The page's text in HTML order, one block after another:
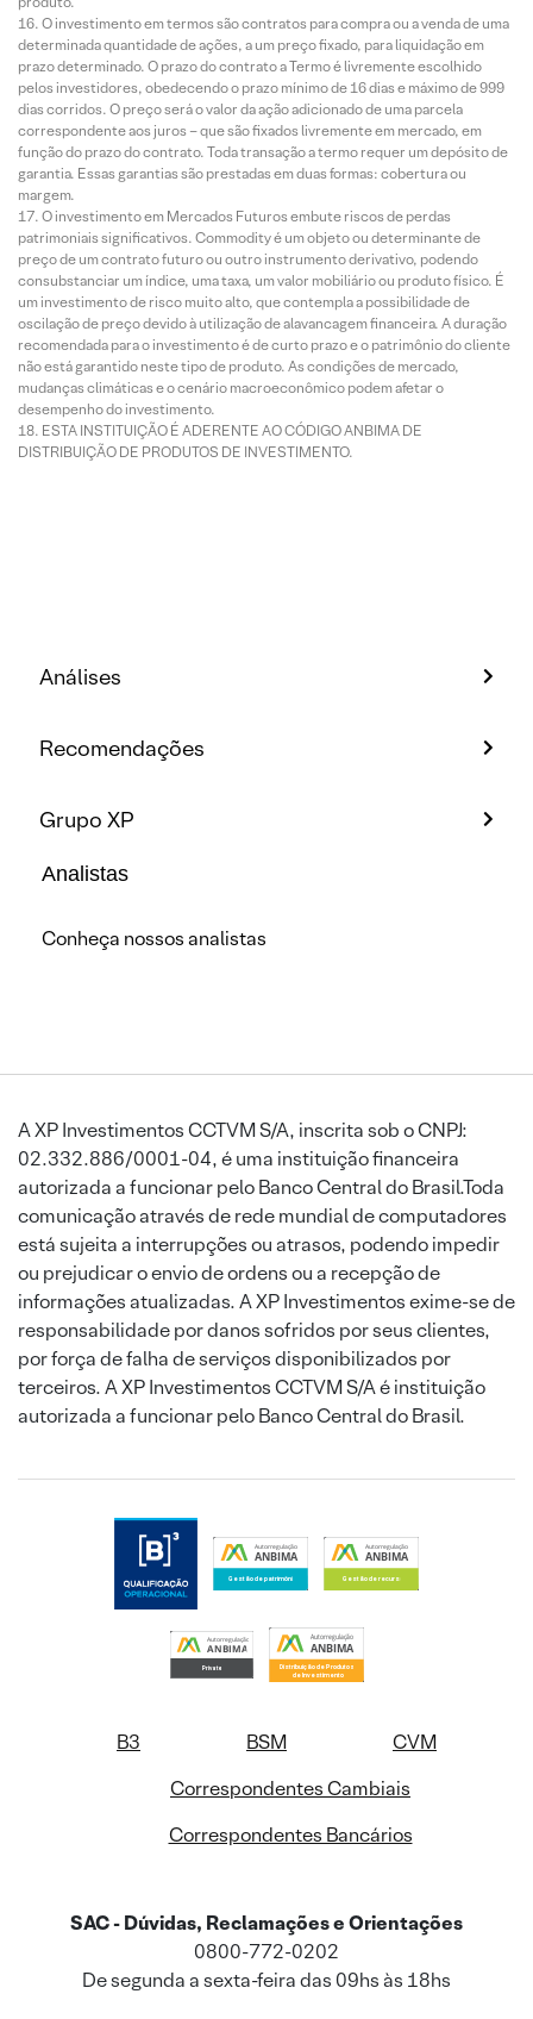
O investimento em termos são contratos para compra ou a venda de uma
determinada quantidade de ações, a um preço fixado, para liquidação em
prazo determinado. O prazo do contrato a Termo é livremente escolhido
pelos investidores, obedecendo o prazo mínimo de 16 dias e máximo de 999
dias corridos. O preço será o valor da ação adicionado de uma parcela
correspondente aos juros – que são fixados livremente em mercado, em
função do prazo do contrato. Toda transação a termo requer um depósito de
garantia. Essas garantias são prestadas em duas formas: cobertura ou
margem.
O investimento em Mercados Futuros embute riscos de perdas
patrimoniais significativos. Commodity é um objeto ou determinante de
preço de um contrato futuro ou outro instrumento derivativo, podendo
consubstanciar um índice, uma taxa, um valor mobiliário ou produto físico. É
um investimento de risco muito alto, que contempla a possibilidade de
oscilação de preço devido à utilização de alavancagem financeira. A duração
recomendada para o investimento é de curto prazo e o patrimônio do cliente
não está garantido neste tipo de produto. As condições de mercado,
mudanças climáticas e o cenário macroeconômico podem afetar o
desempenho do investimento.
ESTA INSTITUIÇÃO É ADERENTE AO CÓDIGO ANBIMA DE
DISTRIBUIÇÃO DE PRODUTOS DE INVESTIMENTO.
Análises
Recomendações
Grupo XP
Analistas
Conheça nossos analistas
A XP Investimentos CCTVM S/A, inscrita sob o CNPJ:
02.332.886/0001-04, é uma instituição financeira
autorizada a funcionar pelo Banco Central do Brasil.Toda
comunicação através de rede mundial de computadores
está sujeita a interrupções ou atrasos, podendo impedir
ou prejudicar o envio de ordens ou a recepção de
informações atualizadas. A XP Investimentos exime-se de
responsabilidade por danos sofridos por seus clientes,
por força de falha de serviços disponibilizados por
terceiros. A XP Investimentos CCTVM S/A é instituição
autorizada a funcionar pelo Banco Central do Brasil.
B3 BSM
CVM
Correspondentes Cambiais
Correspondentes Bancários
SAC - Dúvidas, Reclamações e Orientações
0800-772-0202
De segunda a sexta-feira das 09hs às 18hs